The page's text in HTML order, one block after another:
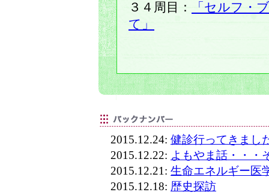
３４周目：
「セルフ・
て」
2015.12.24: 健診行ってきまし
2015.12.22: よもやま話・・・
2015.12.21: 生命エネルギー医
2015.12.18: 歴史探訪